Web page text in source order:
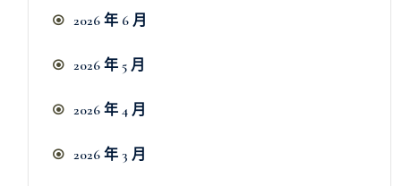
2026 年 6 月
2026 年 5 月
2026 年 4 月
2026 年 3 月